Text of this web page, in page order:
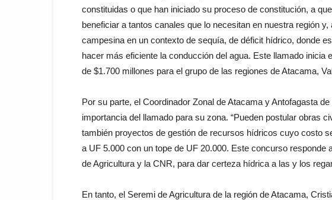
constituidas o que han iniciado su proceso de constitución, a
beneficiar a tantos canales que lo necesitan en nuestra región
campesina en un contexto de sequía, de déficit hídrico, donde
hacer más eficiente la conducción del agua. Este llamado inicia
de $1.700 millones para el grupo de las regiones de Atacama,
Por su parte, el Coordinador Zonal de Atacama y Antofagasta
importancia del llamado para su zona. “Pueden postular obras
también proyectos de gestión de recursos hídricos cuyo costo
a UF 5.000 con un tope de UF 20.000. Este concurso responde
de Agricultura y la CNR, para dar certeza hídrica a las y los
En tanto, el Seremi de Agricultura de la región de Atacama,